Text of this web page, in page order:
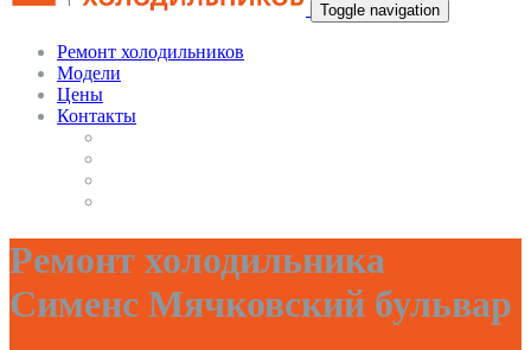
Toggle navigation
Ремонт холодильников
Модели
Цены
Контакты
Ремонт холодильника
Сименс Мячковский бульвар